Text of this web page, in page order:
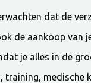
dat de
de aankoop van
je alles in de
medische